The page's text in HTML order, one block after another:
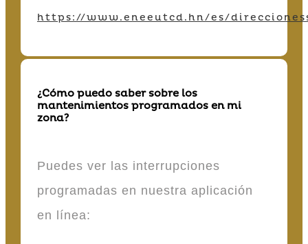
https://www.eneeutcd.hn/es/
¿Cómo puedo saber sobre los
mantenimientos programados en mi
zona?
Puedes ver las interrupciones
programadas en nuestra aplicación
en línea: